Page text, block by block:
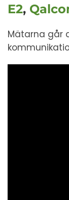
E2,
Mätarna går